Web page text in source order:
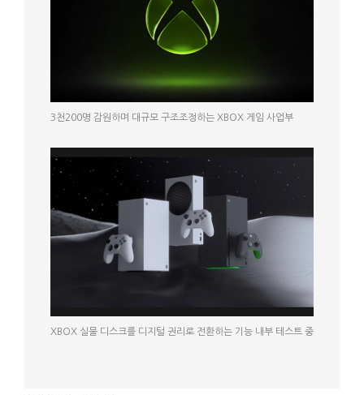
3천200명 감원하며 대규모 구조조정하는 XBOX 게임 사업부
XBOX 실물 디스크를 디지털 권리로 전환하는 기능 내부 테스트 중